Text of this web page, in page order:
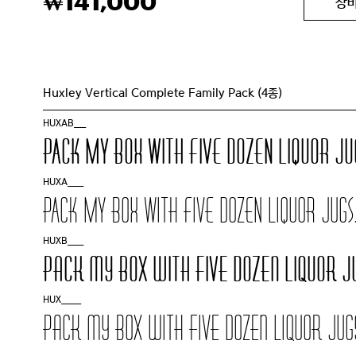
Huxley Vertical Complete Family Pack (4종)
HUXAB___
Pack my box with five dozen liquor
HUXA____
Pack my box with five dozen liquor jugs.
HUXB____
Pack my box with five dozen liquor
HUX_____
Pack my box with five dozen liquor